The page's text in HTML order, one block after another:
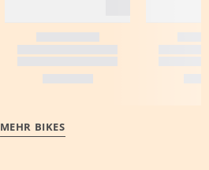
MEHR BIKES